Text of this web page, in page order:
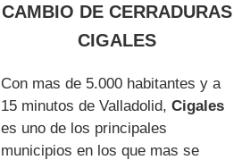
CAMBIO DE CERRADURAS
CIGALES
Con mas de 5.000 habitantes y a
15 minutos de Valladolid, Cigales
es uno de los principales
municipios en los que mas se